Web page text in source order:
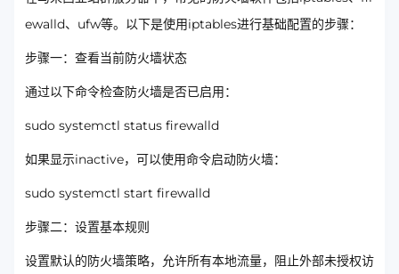
ewalld、ufw等。以下是使用iptables进行基础配置的步骤：
步骤一：查看当前防火墙状态
通过以下命令检查防火墙是否已启用：
sudo systemctl status firewalld
如果显示inactive，可以使用命令启动防火墙：
sudo systemctl start firewalld
步骤二：设置基本规则
设置默认的防火墙策略，允许所有本地流量，阻止外部未授权访